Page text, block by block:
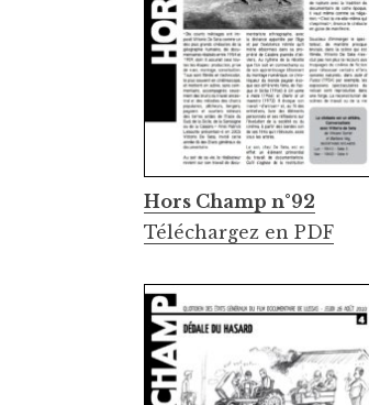
Hors Champ n°92
Téléchargez en PDF